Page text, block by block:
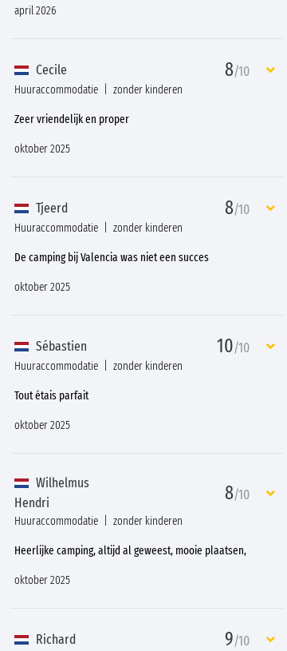
april 2026
Cecile 8/10
Huuraccommodatie zonder kinderen
Zeer vriendelijk en proper
oktober 2025
Tjeerd 8/10
Huuraccommodatie zonder kinderen
De camping bij Valencia was niet een succes
oktober 2025
Sébastien 10/10
Huuraccommodatie zonder kinderen
Tout étais parfait
oktober 2025
Wilhelmus
Hendri
8/10
Huuraccommodatie zonder kinderen
Heerlijke camping, altijd al geweest, mooie plaatsen,
oktober 2025
Richard 9/10